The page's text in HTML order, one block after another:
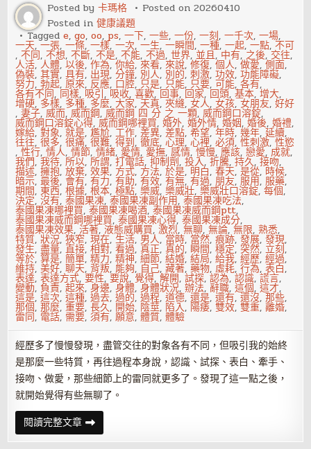
Posted by卡瑪格 Posted on20260410
Posted in健康議題
Taggede,go,oo, ps,一下,一些,一份,一刻,一千次,一場,
一天,一張,一條,一樣,一次,一生,一瞬間,一種,一起,一點,不可
,不同,不想,不斷,不是,不能,不過,世界,並且, 中有, 之後, 交往,
人活,人體,以後,作為,你給,來看,來說,修復,個人,做愛,側面,
偽裝,其實,具有, 出現,分鐘, 別人, 別的,刺激,功效,功能障礙,
努力,勃起,原來, 反應, 口腔, 只是, 只能, 只要,可能,各有,
各有不同, 同樣, 吸引, 吸收,喜歡, 回事, 回家, 回頭,基本,增大,
增硬, 多樣, 多種, 多麼,大家, 天真,夾縫,女人,女孩,女朋友,好好
,妻子,威而,威而鋼,威而鋼 四 分 之 一顆,威而鋼口溶錠,
威而鋼口溶錠心得,威而鋼哪裡買,婚外,婚外情,婚姻,婚後,婚禮,
嫁給,對象,就是,尷尬,工作,差異,差點,希望,年時,幾年,延續,
往往,很多,很痛,很難,得到,徹底,心理,心裡,必須,性刺激,性慾
,性行,情人,情節,情緒, 愛情, 愛撫,感情,慢慢,應該,戀愛, 成就,
我們,我待,所以,所謂,打電話,抑制劑,投入,折騰,持久,接吻,
描述,擁抱,放棄,效果, 方式, 方法,於是, 明白,春天,是從, 時候,
暗示,最後, 會有,有力,有助,有效,有無,有過,朋友,服用,服藥,
期間,東西,根據,根本,極點,樂威,樂威壯,樂威壯口溶錠,每個,
決定,沒有,泰國果凍,泰國果凍副作用,泰國果凍吃法,
泰國果凍哪裡買,泰國果凍喝酒,泰國果凍威而鋼ptt,
泰國果凍威而鋼哪裡買,泰國果凍心得,泰國果凍成分,
泰國果凍效果,活著,液態威購買,激烈,無聊,無論,無限,熟悉,
特質,狀況,狹窄,現在,生活, 男人, 當時, 當然,痕跡,發展,發現,
發生,盡量,直接,相對,看過,真正,真的, 瞬間,穩定,突然,立刻,
等於,算是,簡單,精力,精神,細節,結婚,結局,給我,經歷,經過,
維持,美好,聊天, 背叛, 能夠, 自己,藏著,藥物,虛耗,行為,表白,
表達,表達方式,要性,要說, 覺得,解開,試探,認為,認識,謊言,
變動, 負責,起來,身邊,身體,身體狀況,辦法, 辭職,這個,這才,
這是,這次,這種,過去,過的,過程,道德,還是,還有,還沒,那些,
那個,那麼,重要,長久, 開始, 陰莖, 陷入, 陽痿,雙效,雙重,離婚,
雷同, 電話, 需要,須有,願意,體質,體驗
經歷多了慢慢發現，盡管交往的對象各有不同，但吸引我的始終
是那麼一些特質，再往過程本身說，認識、試探、表白、牽手、
接吻、做愛，那些細節上的雷同就更多了。發現了這一點之後，
就開始覺得有些無聊了。
閱讀完整文章背
叛
婚